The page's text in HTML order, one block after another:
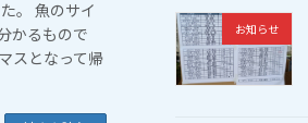
。 魚のサイ
かるもので
スとなって帰
お知らせ